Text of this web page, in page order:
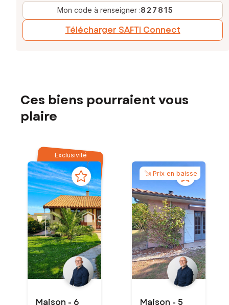
Mon code à renseigner :827815
Télécharger SAFTI Connect
Ces biens pourraient vous
plaire
Exclusivité
Maison - 6
Prix en baisse
Maison - 5